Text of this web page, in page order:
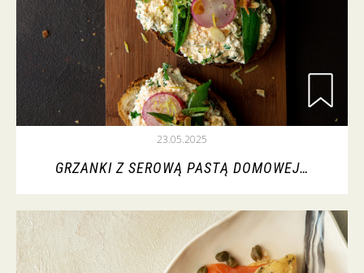
23.05.2025
GRZANKI Z SEROWĄ PASTĄ DOMOWEJ…